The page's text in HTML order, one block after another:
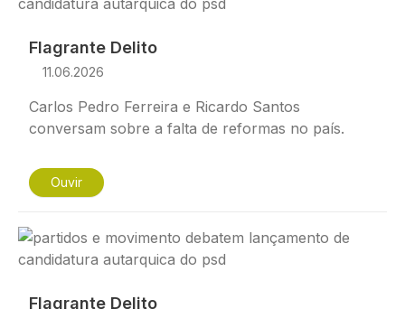
Flagrante Delito
11.06.2026
Carlos Pedro Ferreira e Ricardo Santos
conversam sobre a falta de reformas no país.
Ouvir
Imagem
Flagrante Delito